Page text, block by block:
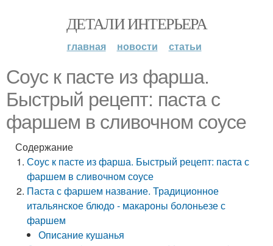
ДЕТАЛИ ИНТЕРЬЕРА
главная новости статьи
Соус к пасте из фарша.
Быстрый рецепт: паста с
фаршем в сливочном соусе
Содержание
Соус к пасте из фарша. Быстрый рецепт: паста с
фаршем в сливочном соусе
Паста с фаршем название. Традиционное
итальянское блюдо - макароны болоньезе с
фаршем
Описание кушанья